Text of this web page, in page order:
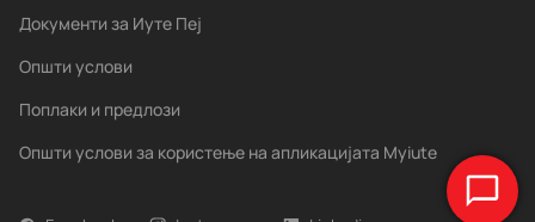
Документи за Иуте Пеј
Општи услови
Поплаки и предлози
Општи услови за користење на апликацијата Myiute